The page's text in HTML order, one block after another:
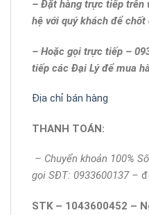
– Đặt hàng trực tiếp trên
hệ với quý khách để chốt
– Hoặc gọi trực tiếp –
tiếp các Đại Lý để mua
Địa chỉ bán hàng
THANH TOÁN:
– Chuyển khoản 100%
gọi SĐT: 0933600137 –
STK – 1043600452 –